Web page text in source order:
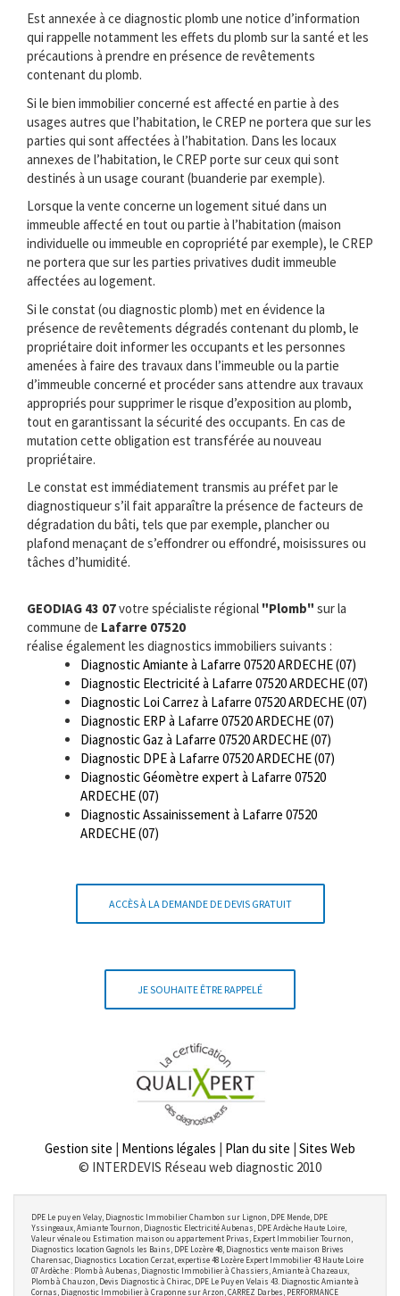
Est annexée à ce diagnostic plomb une notice d’information
qui rappelle notamment les effets du plomb sur la santé et les
précautions à prendre en présence de revêtements
contenant du plomb.
Si le bien immobilier concerné est affecté en partie à des
usages autres que l’habitation, le CREP ne portera que sur les
parties qui sont affectées à l’habitation. Dans les locaux
annexes de l’habitation, le CREP porte sur ceux qui sont
destinés à un usage courant (buanderie par exemple).
Lorsque la vente concerne un logement situé dans un
immeuble affecté en tout ou partie à l’habitation (maison
individuelle ou immeuble en copropriété par exemple), le CREP
ne portera que sur les parties privatives dudit immeuble
affectées au logement.
Si le constat (ou diagnostic plomb) met en évidence la
présence de revêtements dégradés contenant du plomb, le
propriétaire doit informer les occupants et les personnes
amenées à faire des travaux dans l’immeuble ou la partie
d’immeuble concerné et procéder sans attendre aux travaux
appropriés pour supprimer le risque d’exposition au plomb,
tout en garantissant la sécurité des occupants. En cas de
mutation cette obligation est transférée au nouveau
propriétaire.
Le constat est immédiatement transmis au préfet par le
diagnostiqueur s’il fait apparaître la présence de facteurs de
dégradation du bâti, tels que par exemple, plancher ou
plafond menaçant de s’effondrer ou effondré, moisissures ou
tâches d’humidité.
GEODIAG 43 07votre spécialiste régional "Plomb" sur la
commune de Lafarre 07520
réalise également les diagnostics immobiliers suivants :
Diagnostic Amiante à Lafarre 07520 ARDECHE (07)
Diagnostic Electricité à Lafarre 07520 ARDECHE (07)
Diagnostic Loi Carrez à Lafarre 07520 ARDECHE (07)
Diagnostic ERP à Lafarre 07520 ARDECHE (07)
Diagnostic Gaz à Lafarre 07520 ARDECHE (07)
Diagnostic DPE à Lafarre 07520 ARDECHE (07)
Diagnostic Géomètre expert à Lafarre 07520
ARDECHE (07)
Diagnostic Assainissement à Lafarre 07520
ARDECHE (07)
ACCÈS À LA DEMANDE DE DEVIS GRATUIT
JE SOUHAITE ÊTRE RAPPELÉ
Gestion site | Mentions légales | Plan du site | Sites Web
© INTERDEVIS Réseau web diagnostic 2010
DPE Le puy en Velay, Diagnostic Immobilier Chambon sur Lignon, DPE Mende, DPE
Yssingeaux, Amiante Tournon, Diagnostic Electricité Aubenas, DPE Ardèche Haute Loire,
Valeur vénale ou Estimation maison ou appartement Privas, Expert Immobilier Tournon,
Diagnostics location Gagnols les Bains, DPE Lozère 48, Diagnostics vente maison Brives
Charensac, Diagnostics Location Cerzat, expertise 48 Lozère Expert Immobilier 43 Haute Loire
07 Ardèche : Plomb à Aubenas, Diagnostic Immobilier à Chassiers, Amiante à Chazeaux,
Plomb à Chauzon, Devis Diagnostic à Chirac, DPE Le Puy en Velais 43. Diagnostic Amiante à
Cornas, Diagnostic Immobilier à Craponne sur Arzon, CARREZ Darbes, PERFORMANCE